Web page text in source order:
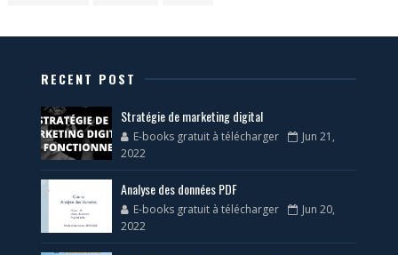
RECENT POST
Stratégie de marketing digital
E-books gratuit à télécharger
Jun 21,
2022
Analyse des données PDF
E-books gratuit à télécharger
Jun 20,
2022